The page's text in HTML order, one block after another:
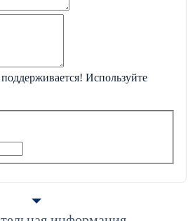
Используйте